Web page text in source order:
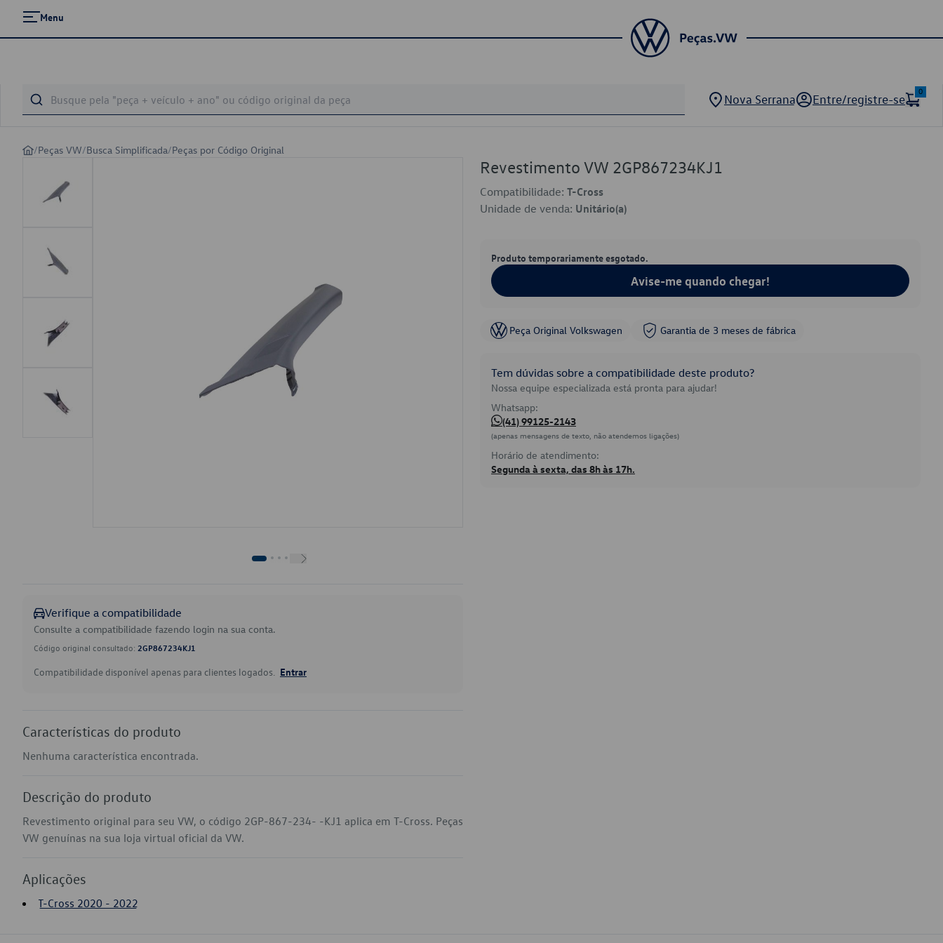
Menu
Nova Serrana Entre/registre-se
0
/Peças VW/Busca Simplificada/Peças por Código Original
Verifique a compatibilidade
Consulte a compatibilidade fazendo login na sua conta.
Código original consultado: 2GP867234KJ1
Compatibilidade disponível apenas para clientes logados. Entrar
Características do produto
Nenhuma característica encontrada.
Descrição do produto
Revestimento original para seu VW, o código 2GP-867-234- -KJ1 aplica em T-Cross. Peças
VW genuínas na sua loja virtual oficial da VW.
Aplicações
T-Cross 2020 - 2022
Revestimento VW 2GP867234KJ1
Compatibilidade: T-Cross
Unidade de venda: Unitário(a)
Produto temporariamente esgotado.
Avise-me quando chegar!
Peça Original Volkswagen Garantia de 3 meses de fábrica
Tem dúvidas sobre a compatibilidade deste produto?
Nossa equipe especializada está pronta para ajudar!
Whatsapp:
(41) 99125-2143
(apenas mensagens de texto, não atendemos ligações)
Horário de atendimento:
Segunda à sexta, das 8h às 17h.